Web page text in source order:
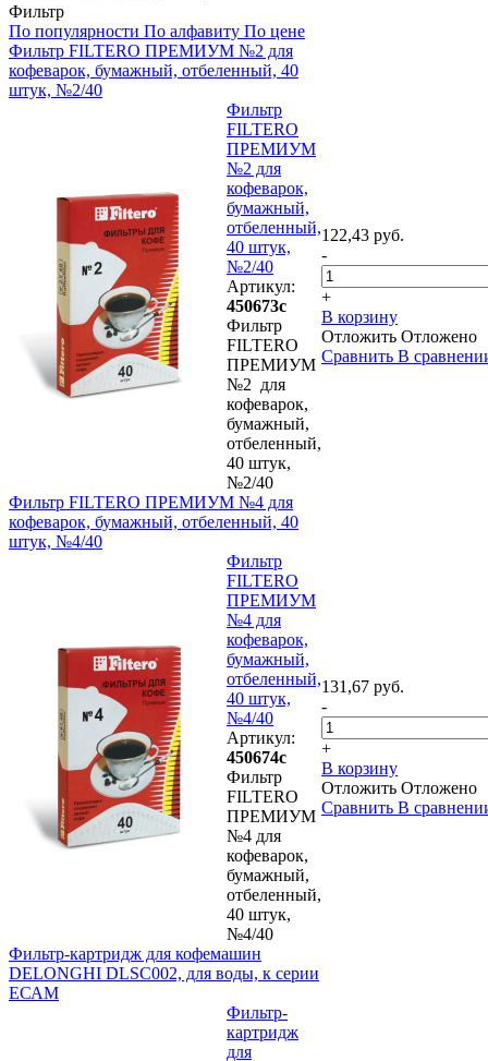
Фильтр
По популярности По алфавиту По цене
Фильтр FILTERO ПРЕМИУМ №2 для
кофеварок, бумажный, отбеленный, 40
штук, №2/40
Фильтр
FILTERO
ПРЕМИУМ
№2 для
кофеварок,
бумажный,
отбеленный,
40 штук,
№2/40
Артикул:
450673с
Фильтр
FILTERO
ПРЕМИУМ
№2 для
кофеварок,
бумажный,
отбеленный,
40 штук,
№2/40
122,43 руб.
-
+
В корзину
Отложить Отложено
Сравнить В
Фильтр FILTERO ПРЕМИУМ №4 для
кофеварок, бумажный, отбеленный, 40
штук, №4/40
Фильтр
FILTERO
ПРЕМИУМ
№4 для
кофеварок,
бумажный,
отбеленный,
40 штук,
№4/40
Артикул:
450674с
Фильтр
FILTERO
ПРЕМИУМ
№4 для
кофеварок,
бумажный,
отбеленный,
40 штук,
№4/40
131,67 руб.
-
+
В корзину
Отложить Отложено
Сравнить В
Фильтр-картридж для кофемашин
DELONGHI DLSC002, для воды, к серии
ЕСАМ
Фильтр-
картридж
для